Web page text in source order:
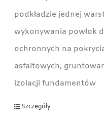
podkładzie jednej
wykonywania powłok
ochronnych na
asfaltowych,
izolacji fundamentów
Szczegóły